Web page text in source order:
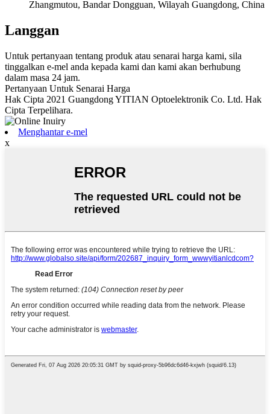
Zhangmutou, Bandar Dongguan, Wilayah Guangdong, China
Langgan
Untuk pertanyaan tentang produk atau senarai harga kami, sila
tinggalkan e-mel anda kepada kami dan kami akan berhubung
dalam masa 24 jam.
Pertanyaan Untuk Senarai Harga
Hak Cipta 2021 Guangdong YITIAN Optoelektronik Co. Ltd. Hak
Cipta Terpelihara.
Menghantar e-mel
x